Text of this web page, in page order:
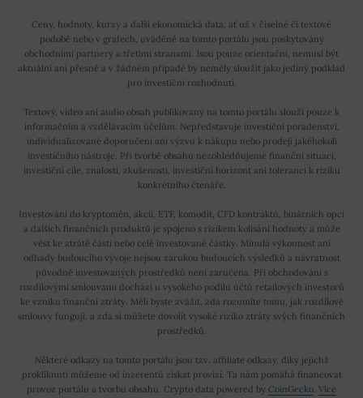
Ceny, hodnoty, kurzy a další ekonomická data, ať už v číselné či textové
podobě nebo v grafech, uváděné na tomto portálu jsou poskytovány
obchodními partnery a třetími stranami. Jsou pouze orientační, nemusí být
aktuální ani přesné a v žádném případě by neměly sloužit jako jediný podklad
pro investiční rozhodnutí.
Textový, video ani audio obsah publikovaný na tomto portálu slouží pouze k
informačním a vzdělávacím účelům. Nepředstavuje investiční poradenství,
individualizované doporučení ani výzvu k nákupu nebo prodeji jakéhokoli
investičního nástroje. Při tvorbě obsahu nezohledňujeme finanční situaci,
investiční cíle, znalosti, zkušenosti, investiční horizont ani toleranci k riziku
konkrétního čtenáře.
Investování do kryptoměn, akcií, ETF, komodit, CFD kontraktů, binárních opcí
a dalších finančních produktů je spojeno s rizikem kolísání hodnoty a může
vést ke ztrátě části nebo celé investované částky. Minulá výkonnost ani
odhady budoucího vývoje nejsou zárukou budoucích výsledků a návratnost
původně investovaných prostředků není zaručena. Při obchodování s
rozdílovými smlouvami dochází u vysokého podílu účtů retailových investorů
ke vzniku finanční ztráty. Měli byste zvážit, zda rozumíte tomu, jak rozdílové
smlouvy fungují, a zda si můžete dovolit vysoké riziko ztráty svých finančních
prostředků.
Některé odkazy na tomto portálu jsou tzv. affiliate odkazy, díky jejichž
prokliknutí můžeme od inzerentů získat provizi. Ta nám pomáhá financovat
provoz portálu a tvorbu obsahu. Crypto data powered by CoinGecko Více